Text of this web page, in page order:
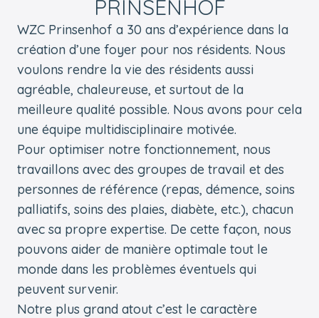
PRINSENHOF
WZC Prinsenhof a 30 ans d’expérience dans la
création d’une foyer pour nos résidents. Nous
voulons rendre la vie des résidents aussi
agréable, chaleureuse, et surtout de la
meilleure qualité possible. Nous avons pour cela
une équipe multidisciplinaire motivée.
Pour optimiser notre fonctionnement, nous
travaillons avec des groupes de travail et des
personnes de référence (repas, démence, soins
palliatifs, soins des plaies, diabète, etc.), chacun
avec sa propre expertise. De cette façon, nous
pouvons aider de manière optimale tout le
monde dans les problèmes éventuels qui
peuvent survenir.
Notre plus grand atout c’est le caractère